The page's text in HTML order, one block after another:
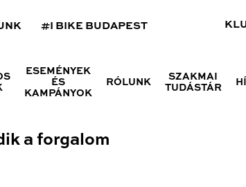
#I BIKE BUDAPEST
ESEMÉNYEK
ÉS
KAMPÁNYOK
RÓLUNK
SZAKMAI
TUDÁSTÁR
a forgalom